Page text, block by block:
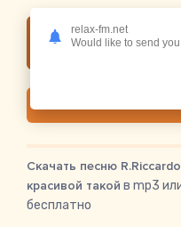
Слушать
незаконно
Скачать песню
красивой такой в mp3
бесплатно
relax-fm.net
Would like to send